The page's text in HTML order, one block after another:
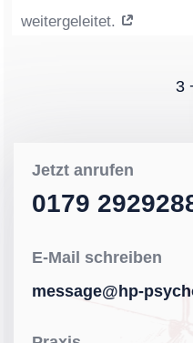
weitergeleitet.
3
Jetzt anrufen
0179
E-Mail schreiben
message@hp-